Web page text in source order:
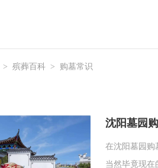
> 殡葬百科 > 购墓常识
沈阳墓园
在沈阳墓园购
当然毕竟现在